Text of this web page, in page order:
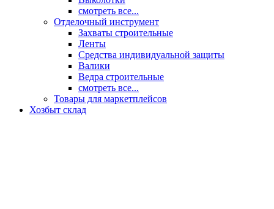
смотреть все...
Отделочный инструмент
Захваты строительные
Ленты
Средства индивидуальной защиты
Валики
Ведра строительные
смотреть все...
Товары для маркетплейсов
Хозбыт склад